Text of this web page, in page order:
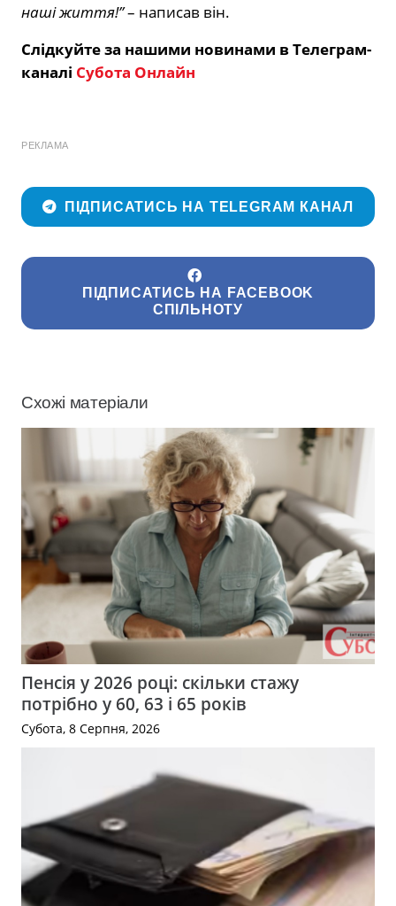
наші життя!”– написав він.
Слідкуйте за нашими новинами в Телеграм-
каналі Субота Онлайн
РЕКЛАМА
ПІДПИСАТИСЬ НА TELEGRAM КАНАЛ
ПІДПИСАТИСЬ НА FACEBOOK
СПІЛЬНОТУ
Схожі матеріали
Пенсія у 2026 році: скільки стажу
потрібно у 60, 63 і 65 років
Субота, 8 Серпня, 2026